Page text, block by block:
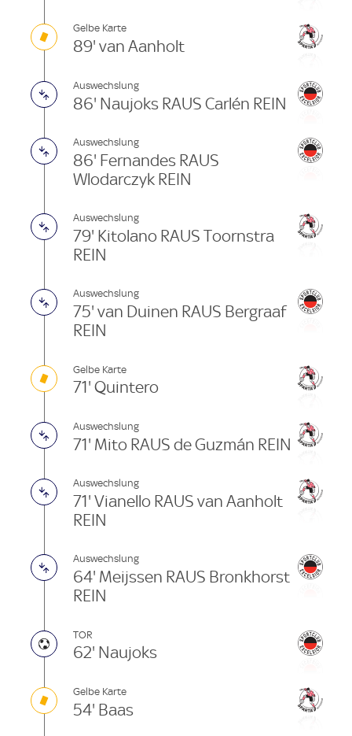
Gelbe Karte
89' van Aanholt
Auswechslung
86' Naujoks RAUS Carlén REIN
Auswechslung
86' Fernandes RAUS
Wlodarczyk REIN
Auswechslung
79' Kitolano RAUS Toornstra
REIN
Auswechslung
75' van Duinen RAUS Bergraaf
REIN
Gelbe Karte
71' Quintero
Auswechslung
71' Mito RAUS de Guzmán REIN
Auswechslung
71' Vianello RAUS van Aanholt
REIN
Auswechslung
64' Meijssen RAUS Bronkhorst
REIN
TOR
62' Naujoks
Gelbe Karte
54' Baas